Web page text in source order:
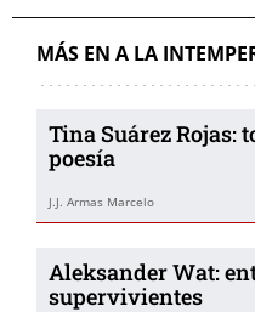
MÁS EN A LA
Tina Suárez Rojas:
poesía
J.J. Armas Marcelo
Aleksander Wat:
supervivientes